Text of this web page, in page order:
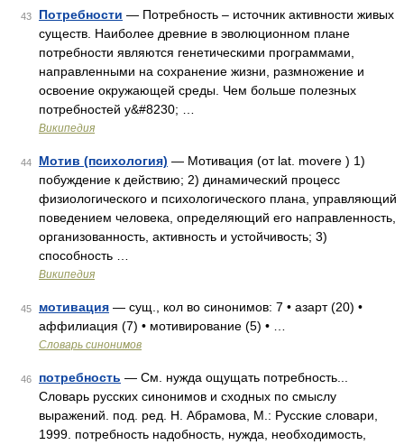
43 Потребности — Потребность – источник активности живых
существ. Наиболее древние в эволюционном плане
потребности являются генетическими программами,
направленными на сохранение жизни, размножение и
освоение окружающей среды. Чем больше полезных
потребностей у&#8230; …
Википедия
44 Мотив (психология) — Мотивация (от lat. movere ) 1)
побуждение к действию; 2) динамический процесс
физиологического и психологического плана, управляющий
поведением человека, определяющий его направленность,
организованность, активность и устойчивость; 3)
способность …
Википедия
45 мотивация — сущ., кол во синонимов: 7 • азарт (20) •
аффилиация (7) • мотивирование (5) • …
Словарь синонимов
46 потребность — См. нужда ощущать потребность...
Словарь русских синонимов и сходных по смыслу
выражений. под. ред. Н. Абрамова, М.: Русские словари,
1999. потребность надобность, нужда, необходимость,